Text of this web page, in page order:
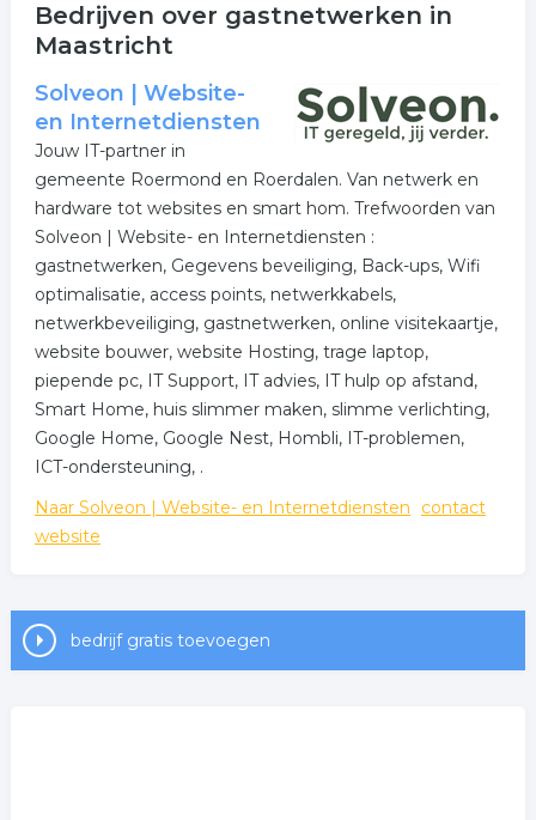
Bedrijven over gastnetwerken in
Maastricht
Solveon | Website-
en Internetdiensten
Jouw IT-partner in
gemeente Roermond en Roerdalen. Van netwerk en
hardware tot websites en smart hom. Trefwoorden van
Solveon | Website- en Internetdiensten :
gastnetwerken, Gegevens beveiliging, Back-ups, Wifi
optimalisatie, access points, netwerkkabels,
netwerkbeveiliging, gastnetwerken, online visitekaartje,
website bouwer, website Hosting, trage laptop,
piepende pc, IT Support, IT advies, IT hulp op afstand,
Smart Home, huis slimmer maken, slimme verlichting,
Google Home, Google Nest, Hombli, IT-problemen,
ICT-ondersteuning, .
Naar Solveon | Website- en Internetdiensten
contact
website
bedrijf gratis toevoegen